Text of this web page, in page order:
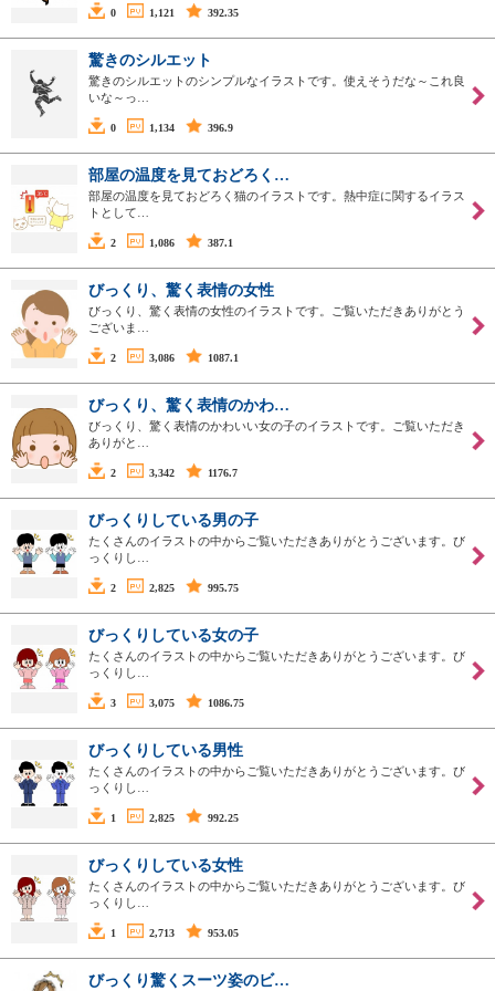
0 1,121 392.35
驚きのシルエット
驚きのシルエットのシンプルなイラストです。使えそうだな～これ良
いな～っ…
0 1,134 396.9
部屋の温度を見ておどろく…
部屋の温度を見ておどろく猫のイラストです。熱中症に関するイラス
トとして…
2 1,086 387.1
びっくり、驚く表情の女性
びっくり、驚く表情の女性のイラストです。ご覧いただきありがとう
ございま…
2 3,086 1087.1
びっくり、驚く表情のかわ…
びっくり、驚く表情のかわいい女の子のイラストです。ご覧いただき
ありがと…
2 3,342 1176.7
びっくりしている男の子
たくさんのイラストの中からご覧いただきありがとうございます。び
っくりし…
2 2,825 995.75
びっくりしている女の子
たくさんのイラストの中からご覧いただきありがとうございます。び
っくりし…
3 3,075 1086.75
びっくりしている男性
たくさんのイラストの中からご覧いただきありがとうございます。び
っくりし…
1 2,825 992.25
びっくりしている女性
たくさんのイラストの中からご覧いただきありがとうございます。び
っくりし…
1 2,713 953.05
びっくり驚くスーツ姿のビ…